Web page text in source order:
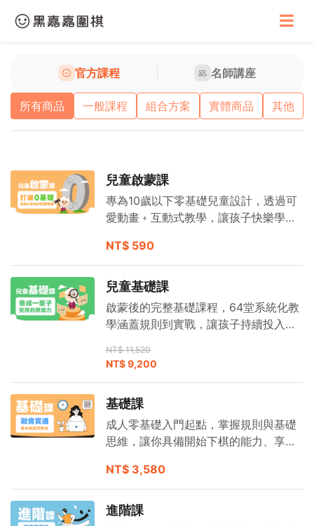
官方課程 名師講座
所有商品 一般課程 組合方案 實體商品 其他
兒童啟蒙課
專為10歲以下零基礎兒童設計，透過可
愛動畫﹢互動式教學，讓孩子快樂學
NT$ 590
兒童基礎課
啟蒙後的完整基礎課程，64堂系統化教
學涵蓋規則到實戰，讓孩子持續投入、
NT$ 11,520
NT$ 9,200
基礎課
成人零基礎入門起點，掌握規則與基礎
思維，讓你具備開始下棋的能力、享受
NT$ 3,580
進階課